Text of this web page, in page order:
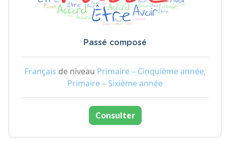
Passé composé
Français de niveau Primaire – Cinquième année,
Primaire – Sixième année
Consulter